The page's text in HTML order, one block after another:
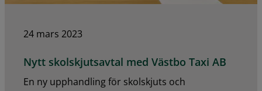
24 mars 2023
Nytt skolskjutsavtal med Västbo Taxi AB
En ny upphandling för skolskjuts och